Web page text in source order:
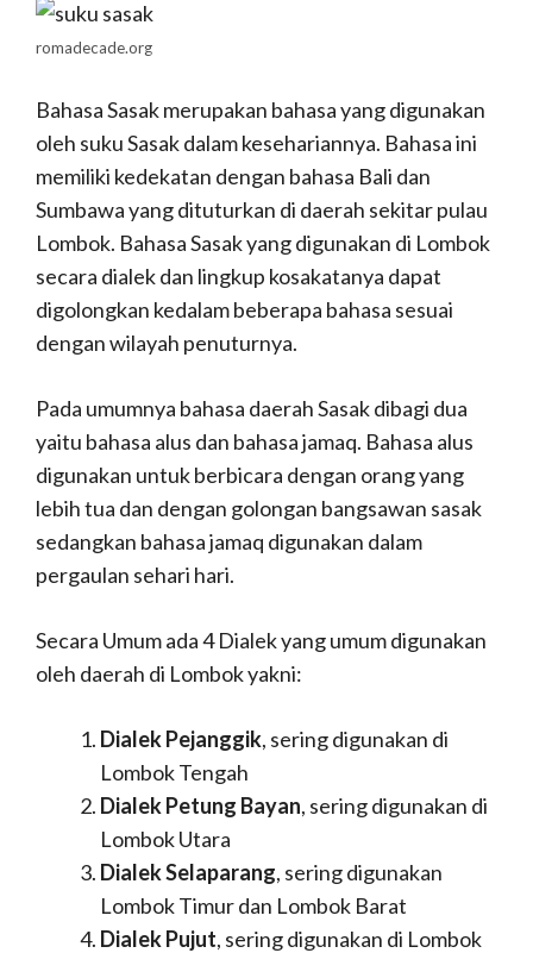
romadecade.org
Bahasa Sasak merupakan bahasa yang digunakan
oleh suku Sasak dalam kesehariannya. Bahasa ini
memiliki kedekatan dengan bahasa Bali dan
Sumbawa yang dituturkan di daerah sekitar pulau
Lombok. Bahasa Sasak yang digunakan di Lombok
secara dialek dan lingkup kosakatanya dapat
digolongkan kedalam beberapa bahasa sesuai
dengan wilayah penuturnya.
Pada umumnya bahasa daerah Sasak dibagi dua
yaitu bahasa alus dan bahasa jamaq. Bahasa alus
digunakan untuk berbicara dengan orang yang
lebih tua dan dengan golongan bangsawan sasak
sedangkan bahasa jamaq digunakan dalam
pergaulan sehari hari.
Secara Umum ada 4 Dialek yang umum digunakan
oleh daerah di Lombok yakni:
Dialek Pejanggik, sering digunakan di
Lombok Tengah
Dialek Petung Bayan, sering digunakan di
Lombok Utara
Dialek Selaparang, sering digunakan
Lombok Timur dan Lombok Barat
Dialek Pujut, sering digunakan di Lombok